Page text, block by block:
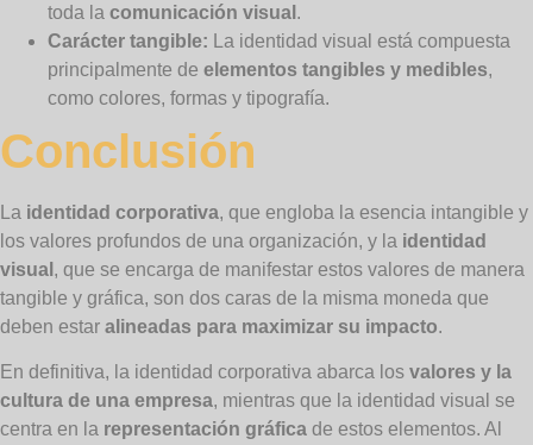
toda la comunicación visual .
Carácter tangible:
La identidad visual está compuesta
principalmente de elementos tangibles y medibles,
como colores, formas y tipografía.
Conclusión
La identidad corporativa, que engloba la esencia intangible y
los valores profundos de una organización, y la identidad
visual , que se encarga de manifestar estos valores de manera
tangible y gráfica, son dos caras de la misma moneda que
deben estar alineadas para maximizar su impacto.
En definitiva, la identidad corporativa abarca los valores y la
cultura de una empresa, mientras que la identidad visual se
centra en la representación gráfica de estos elementos. Al